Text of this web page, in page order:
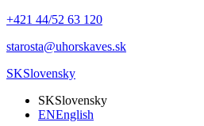
+421 44/52 63 120
starosta@uhorskaves.sk
SKSlovensky
SKSlovensky
ENEnglish